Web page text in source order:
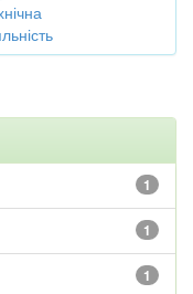
1
1
1